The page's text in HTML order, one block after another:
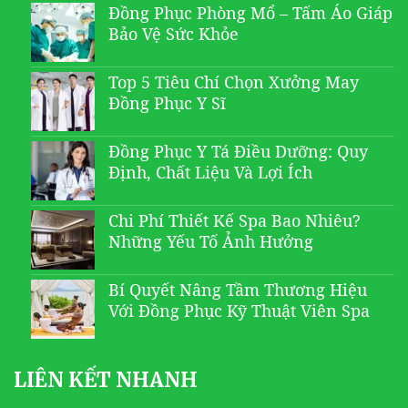
Đồng Phục Phòng Mổ – Tấm Áo Giáp
Bảo Vệ Sức Khỏe
Top 5 Tiêu Chí Chọn Xưởng May
Đồng Phục Y Sĩ
Đồng Phục Y Tá Điều Dưỡng: Quy
Định, Chất Liệu Và Lợi Ích
Chi Phí Thiết Kế Spa Bao Nhiêu?
Những Yếu Tố Ảnh Hưởng
Bí Quyết Nâng Tầm Thương Hiệu
Với Đồng Phục Kỹ Thuật Viên Spa
LIÊN KẾT NHANH